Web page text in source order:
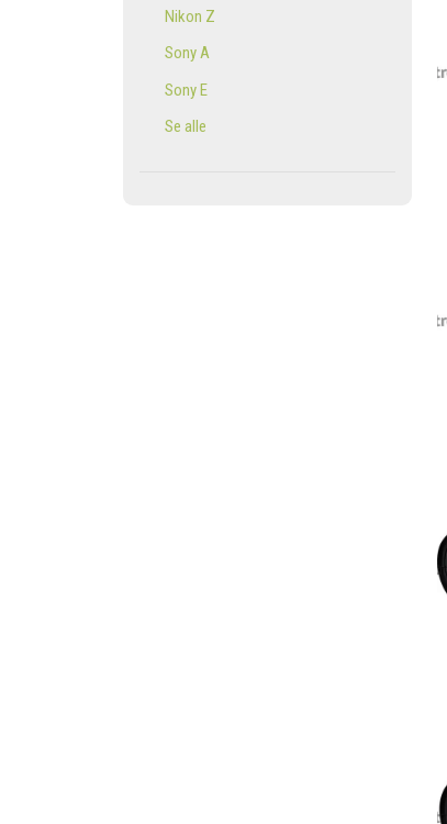
Nikon Z
Sony A
Sony E
Se alle